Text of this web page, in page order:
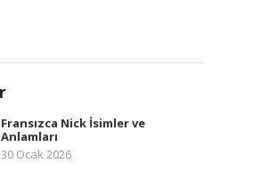
Fransızca Nick İsimler ve
Anlamları
30 Ocak 2026